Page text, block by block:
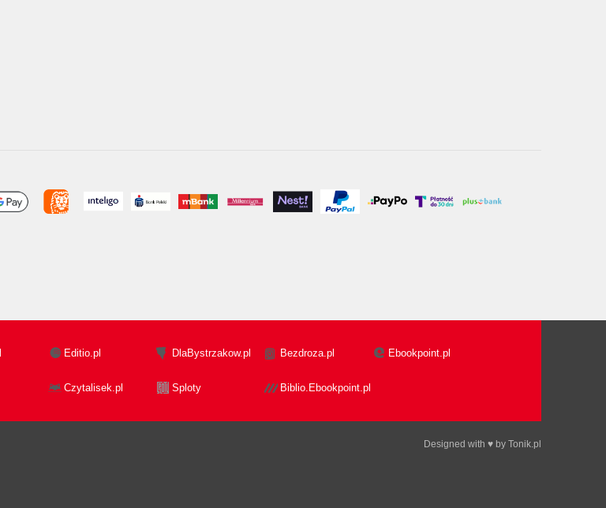
Editio.pl DlaBystrzakow.pl Bezdroza.pl Ebookpoint.pl
Czytalisek.pl Sploty Biblio.Ebookpoint.pl
Designed with ♥ by Tonik.pl